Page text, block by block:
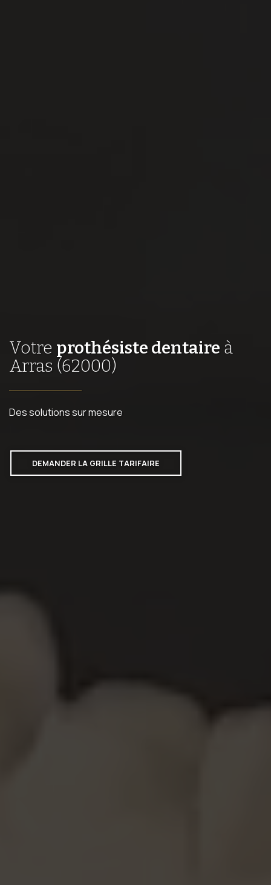
Votre prothésiste dentaire à
Arras (62000)
Des solutions sur mesure
DEMANDER LA GRILLE TARIFAIRE